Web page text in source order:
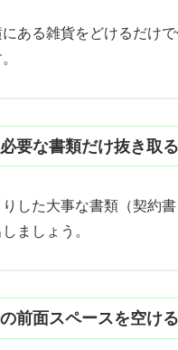
ある雑貨をどけるだけ
要な書類だけ抜き取る
した大事な書類（契約
ましょう。
前面スペースを空ける